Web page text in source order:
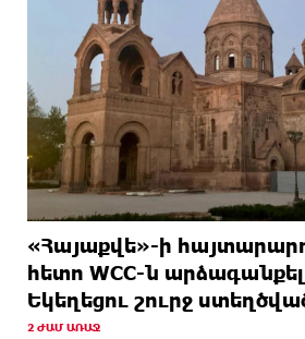
«Հայաքվե»-ի
հետո WCC-ն
Եկեղեցու շուրջ
2 ԺԱՄ ԱՌԱՋ